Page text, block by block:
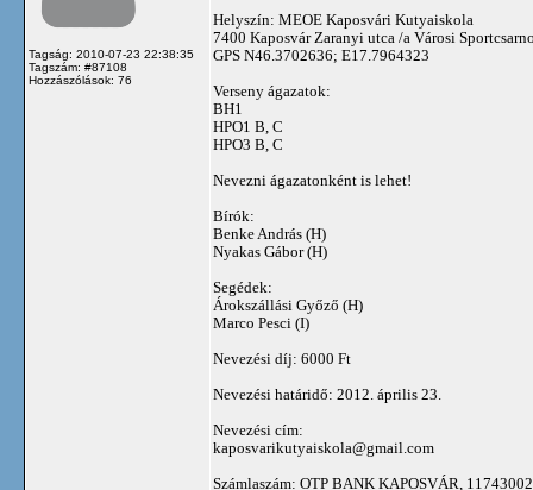
Tagság: 2010-07-23 22:38:35
Tagszám: #87108
Hozzászólások: 76
Helyszín: MEOE Kaposvári Kutyaiskola
7400 Kaposvár Zaranyi utca /a Városi
GPS N46.3702636; E17.7964323
Verseny ágazatok:
BH1
HPO1 B, C
HPO3 B, C
Nevezni ágazatonként is lehet!
Bírók:
Benke András (H)
Nyakas Gábor (H)
Segédek:
Árokszállási Győző (H)
Marco Pesci (I)
Nevezési díj: 6000 Ft
Nevezési határidő: 2012. április 23.
Nevezési cím:
kaposvarikutyaiskola@gmail.com
Számlaszám: OTP BANK KAPOSVÁR,